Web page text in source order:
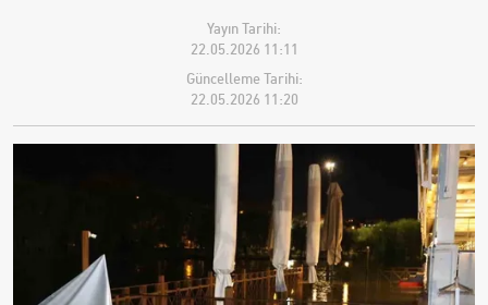
Yayın Tarihi:
22.05.2026 11:11
Güncelleme Tarihi:
22.05.2026 11:20